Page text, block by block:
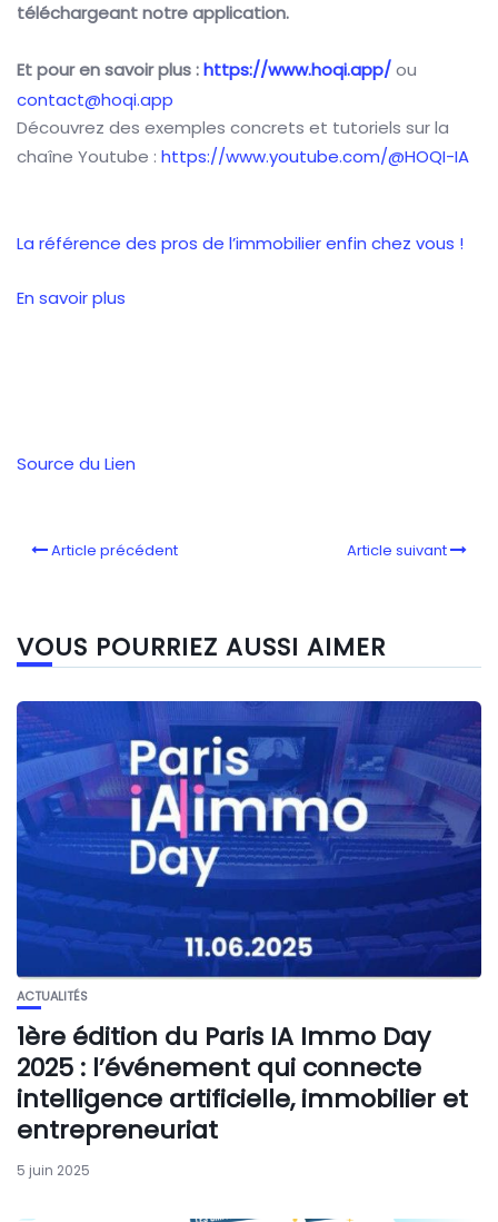
téléchargeant notre application.
Et pour en savoir plus :https://www.hoqi.app/ou
contact@hoqi.app
Découvrez des exemples concrets et tutoriels sur la
chaîne Youtube : https://www.youtube.com/@HOQI-IA
La référence des pros de l’immobilierenfin chez vous !
En savoir plus
Source du Lien
Article précédent Article suivant
VOUS POURRIEZ AUSSI AIMER
ACTUALITÉS
1ère édition du Paris IA Immo Day
2025 : l’événement qui connecte
intelligence artificielle, immobilier et
entrepreneuriat
5 juin 2025